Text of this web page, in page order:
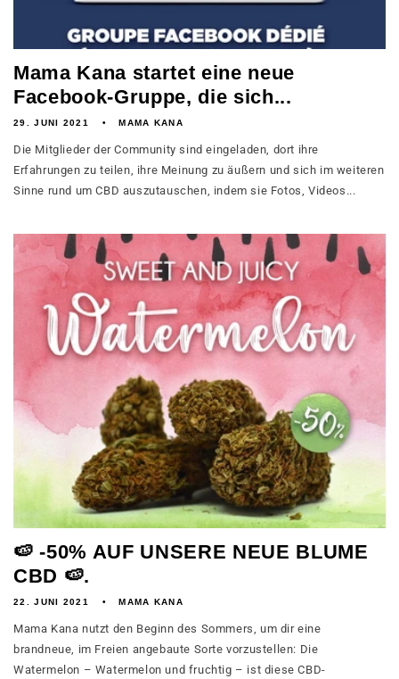
Mama Kana startet eine neue
Facebook-Gruppe, die sich...
29. JUNI 2021 MAMA KANA
Die Mitglieder der Community sind eingeladen, dort ihre
Erfahrungen zu teilen, ihre Meinung zu äußern und sich im weiteren
Sinne rund um CBD auszutauschen, indem sie Fotos, Videos...
🍉 -50% AUF UNSERE NEUE BLUME
CBD 🍉.
22. JUNI 2021 MAMA KANA
Mama Kana nutzt den Beginn des Sommers, um dir eine
brandneue, im Freien angebaute Sorte vorzustellen: Die
Watermelon – Watermelon und fruchtig – ist diese CBD-